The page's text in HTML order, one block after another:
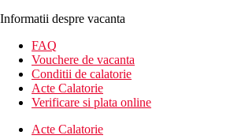
Informatii despre vacanta
FAQ
Vouchere de vacanta
Conditii de calatorie
Acte Calatorie
Verificare si plata online
Acte Calatorie